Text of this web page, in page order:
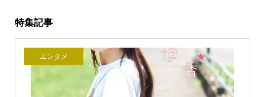
特集記事
エンタメ